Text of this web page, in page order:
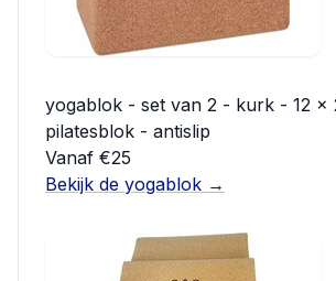
yogablok - set van 2 - kurk - 12 x
pilatesblok - antislip
Vanaf €25
Bekijk de yogablok →